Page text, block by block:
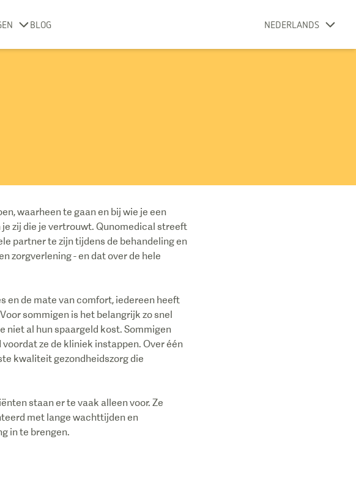
BLOG NEDERLANDS
waarheen te gaan en bij wie je een
zij die je vertrouwt. Qunomedical streeft
partner te zijn tijdens de behandeling en
zorgverlening - en dat over de hele
en de mate van comfort, iedereen heeft
sommigen is het belangrijk zo snel
niet al hun spaargeld kost. Sommigen
ze de kliniek instappen. Over één
kwaliteit gezondheidszorg die
staan er te vaak alleen voor. Ze
met lange wachttijden en
in te brengen.